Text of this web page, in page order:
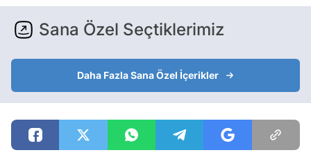
Sana Özel Seçtiklerimiz
Daha Fazla Sana Özel İçerikler